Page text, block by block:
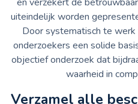
uiteindelijk worden
Door systematisch te werk
onderzoekers een solide
objectief onderzoek dat
waarheid in
Verzamel alle